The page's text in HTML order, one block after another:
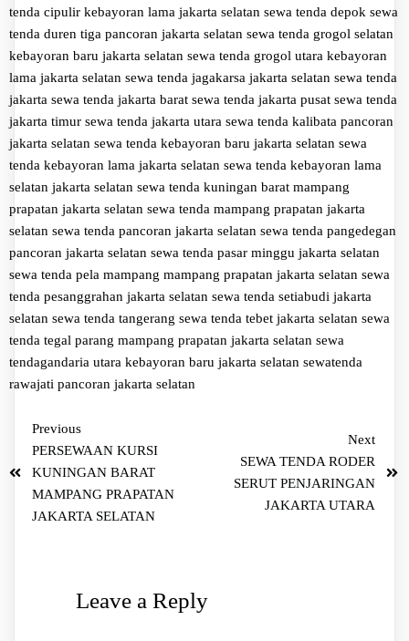
tenda cipulir kebayoran lama jakarta selatan sewa tenda depok sewa
tenda duren tiga pancoran jakarta selatan sewa tenda grogol selatan
kebayoran baru jakarta selatan sewa tenda grogol utara kebayoran
lama jakarta selatan sewa tenda jagakarsa jakarta selatan sewa tenda
jakarta sewa tenda jakarta barat sewa tenda jakarta pusat sewa tenda
jakarta timur sewa tenda jakarta utara sewa tenda kalibata pancoran
jakarta selatan sewa tenda kebayoran baru jakarta selatan sewa
tenda kebayoran lama jakarta selatan sewa tenda kebayoran lama
selatan jakarta selatan sewa tenda kuningan barat mampang
prapatan jakarta selatan sewa tenda mampang prapatan jakarta
selatan sewa tenda pancoran jakarta selatan sewa tenda pangedegan
pancoran jakarta selatan sewa tenda pasar minggu jakarta selatan
sewa tenda pela mampang mampang prapatan jakarta selatan sewa
tenda pesanggrahan jakarta selatan sewa tenda setiabudi jakarta
selatan sewa tenda tangerang sewa tenda tebet jakarta selatan sewa
tenda tegal parang mampang prapatan jakarta selatan sewa
tendagandaria utara kebayoran baru jakarta selatan sewatenda
rawajati pancoran jakarta selatan
Previous
PERSEWAAN KURSI
KUNINGAN BARAT
MAMPANG PRAPATAN
JAKARTA SELATAN
Next
SEWA TENDA RODER
SERUT PENJARINGAN
JAKARTA UTARA
Leave a Reply